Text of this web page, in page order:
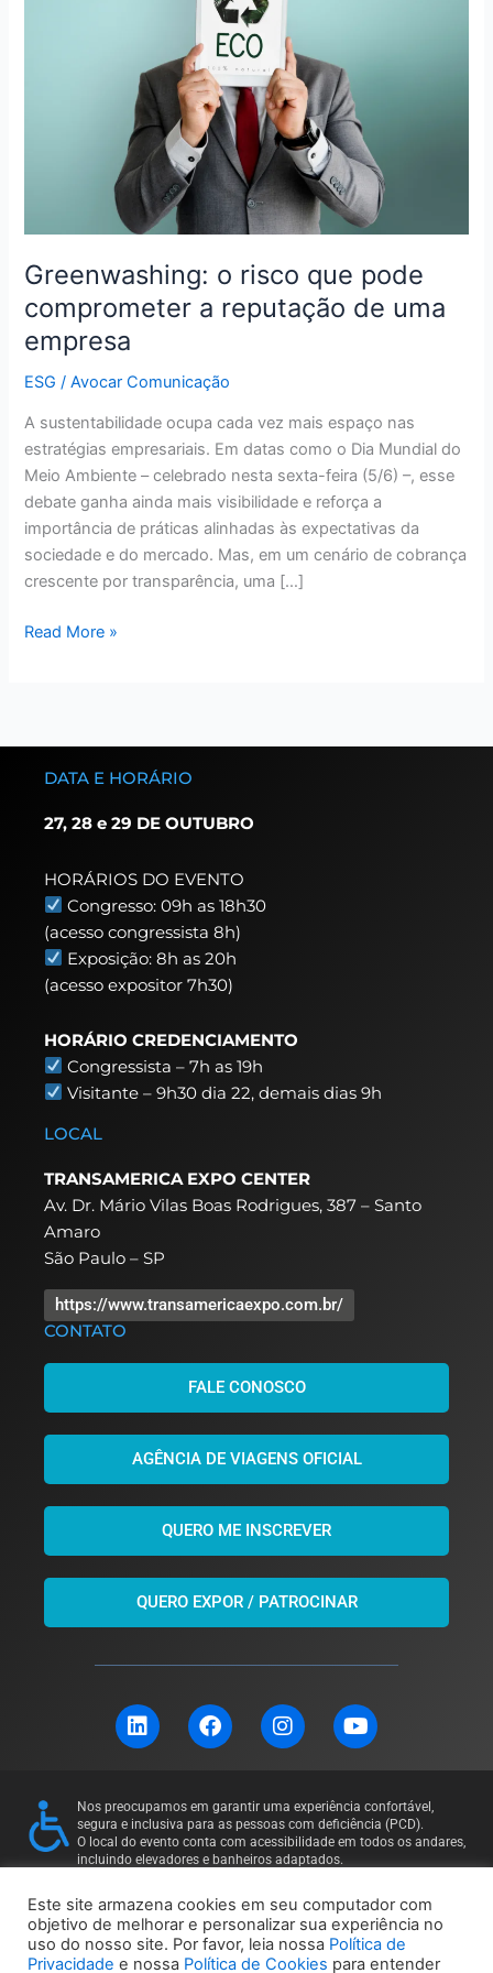
Greenwashing: o risco que pode
comprometer a reputação de uma
empresa
ESG /Avocar Comunicação
A sustentabilidade ocupa cada vez mais espaço nas
estratégias empresariais. Em datas como o Dia Mundial do
Meio Ambiente – celebrado nesta sexta-feira (5/6) –, esse
debate ganha ainda mais visibilidade e reforça a
importância de práticas alinhadas às expectativas da
sociedade e do mercado. Mas, em um cenário de cobrança
crescente por transparência, uma […]
Read More »
DATA E HORÁRIO
27, 28 e 29 DE OUTUBRO
HORÁRIOS DO EVENTO
Congresso: 09h as 18h30
(acesso congressista 8h)
Exposição: 8h as 20h
(acesso expositor 7h30)
HORÁRIO CREDENCIAMENTO
Congressista – 7h as 19h
Visitante – 9h30 dia 22,demais dias 9h
LOCAL
TRANSAMERICA EXPO CENTER
Av. Dr. Mário Vilas Boas Rodrigues, 387 – Santo
Amaro
São Paulo – SP
https://www.transamericaexpo.com.br/
CONTATO
FALE CONOSCO
AGÊNCIA DE VIAGENS OFICIAL
QUERO ME INSCREVER
QUERO EXPOR / PATROCINAR
L
i
e
d
i
n
F
a
b
o
o
k
I
n
a
g
r
a
Y
o
u
b
e
Nos preocupamos em garantir uma experiência confortável,
segura e inclusiva para as pessoas com deficiência (PCD).
O local do evento conta com acessibilidade em todos os andares,
incluindo elevadores e banheiros adaptados.
contato: 11 97169-5011
Política de Privacidade Política de Cookies
Este site armazena cookies em seu computador com
objetivo de melhorar e personalizar sua experiência no
uso do nosso site. Por favor, leia nossa Política de
Privacidade e nossa Política de Cookies para entender